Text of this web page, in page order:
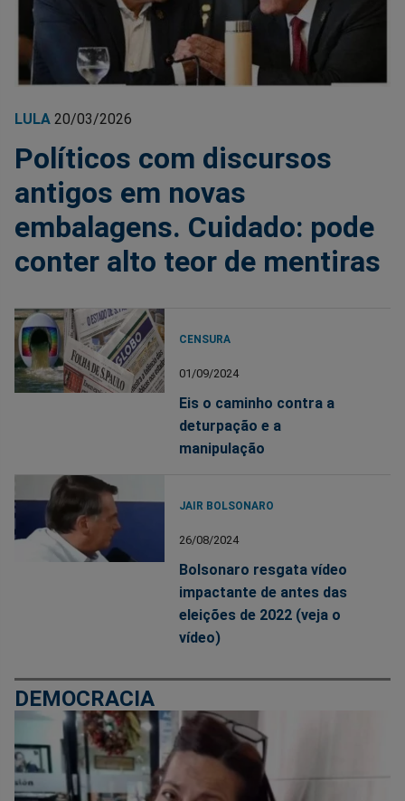
LULA 20/03/2026
Políticos com discursos
antigos em novas
embalagens. Cuidado: pode
conter alto teor de mentiras
CENSURA
01/09/2024
Eis o caminho contra a
deturpação e a
manipulação
JAIR BOLSONARO
26/08/2024
Bolsonaro resgata vídeo
impactante de antes das
eleições de 2022 (veja o
vídeo)
DEMOCRACIA